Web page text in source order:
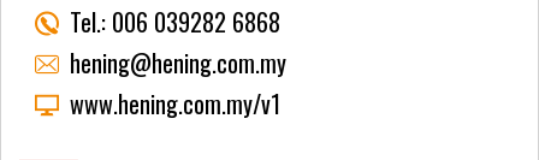
Tel.: 006 039282 6868
hening@hening.com.my
www.hening.com.my/v1